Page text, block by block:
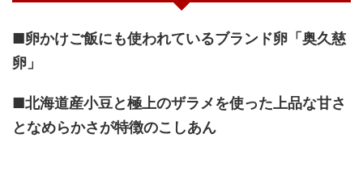
■卵かけご飯にも使われているブランド卵「奥久慈
卵」
■北海道産小豆と極上のザラメを使った上品な甘さ
となめらかさが特徴のこしあん